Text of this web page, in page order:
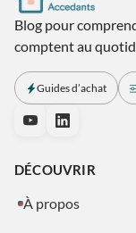
Blog pour
comptent au
Guides d’achat
DÉCOUVRIR
À propos